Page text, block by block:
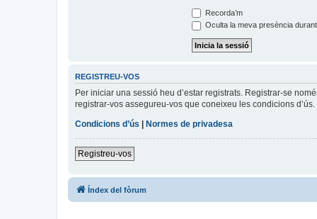
Recorda’m
Oculta la meva presència
REGISTREU-VOS
Per iniciar una sessió heu d’estar registrats. Registrar-se
registrar-vos assegureu-vos que coneixeu les condicions
Condicions d’ús
Normes de privadesa
Registreu-vos
Índex del fòrum